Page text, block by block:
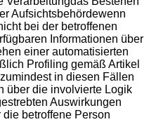
Aufsichtsbehördewenn
bei der betroffenen
Informationen über
einer automatisierten
Profiling gemäß Artikel
in diesen Fällen
über die involvierte Logik
Auswirkungen
betroffene Person